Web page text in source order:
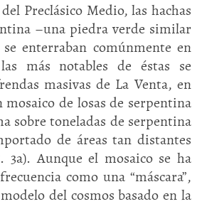
Preclásico Medio, las hachas
–una piedra verde similar
enterraban comúnmente en
más notables de éstas se
masivas de La Venta, en
mosaico de losas de serpentina
sobre toneladas de serpentina
de áreas tan distantes
3a). Aunque el mosaico se ha
como una “máscara”,
del cosmos basado en la